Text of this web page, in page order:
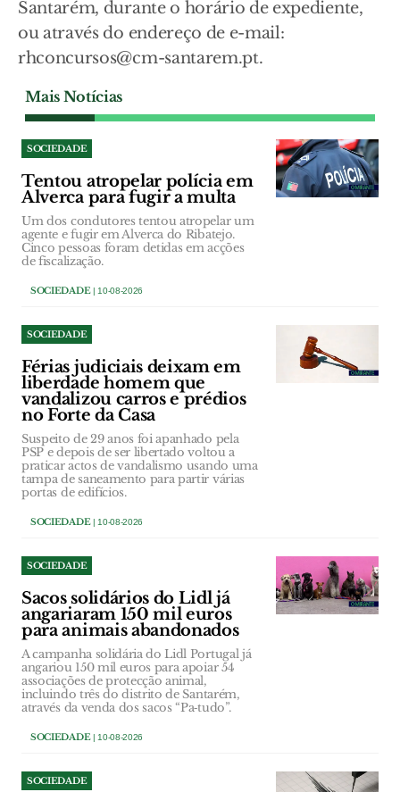
Santarém, durante o horário de expediente,
ou através do endereço de e-mail:
rhconcursos@cm-santarem.pt.
Mais Notícias
SOCIEDADE
Tentou atropelar polícia em
Alverca para fugir a multa
Um dos condutores tentou atropelar um
agente e fugir em Alverca do Ribatejo.
Cinco pessoas foram detidas em acções
de fiscalização.
SOCIEDADE| 10-08-2026
SOCIEDADE
Férias judiciais deixam em
liberdade homem que
vandalizou carros e prédios
no Forte da Casa
Suspeito de 29 anos foi apanhado pela
PSP e depois de ser libertado voltou a
praticar actos de vandalismo usando uma
tampa de saneamento para partir várias
portas de edifícios.
SOCIEDADE| 10-08-2026
SOCIEDADE
Sacos solidários do Lidl já
angariaram 150 mil euros
para animais abandonados
A campanha solidária do Lidl Portugal já
angariou 150 mil euros para apoiar 54
associações de protecção animal,
incluindo três do distrito de Santarém,
através da venda dos sacos “Pa‑tudo”.
SOCIEDADE| 10-08-2026
SOCIEDADE